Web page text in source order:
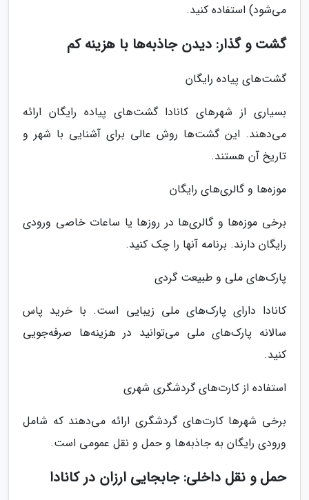
می‌شود) استفاده کنید.
گشت و گذار: دیدن جاذبه‌ها با هزینه کم
گشت‌های پیاده رایگان
بسیاری از شهرهای کانادا گشت‌های پیاده رایگان ارائه
می‌دهند. این گشت‌ها روش عالی برای آشنایی با شهر و
تاریخ آن هستند.
موزه‌ها و گالری‌های رایگان
برخی موزه‌ها و گالری‌ها در روزها یا ساعات خاصی ورودی
رایگان دارند. برنامه آنها را چک کنید.
پارک‌های ملی و طبیعت گردی
کانادا دارای پارک‌های ملی زیبایی است. با خرید پاس
سالانه پارک‌های ملی می‌توانید در هزینه‌ها صرفه‌جویی
کنید.
استفاده از کارت‌های گردشگری شهری
برخی شهرها کارت‌های گردشگری ارائه می‌دهند که شامل
ورودی رایگان به جاذبه‌ها و حمل و نقل عمومی است.
حمل و نقل داخلی: جابجایی ارزان در کانادا